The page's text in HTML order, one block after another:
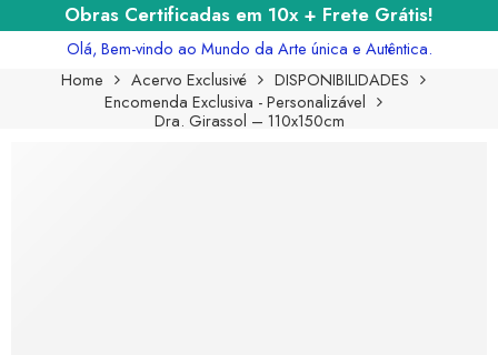
Obras Certificadas em 10x + Frete Grátis!
Olá, Bem-vindo ao Mundo da Arte única e Autêntica.
Home
Acervo Exclusivé
DISPONIBILIDADES
Encomenda Exclusiva - Personalizável
Dra. Girassol – 110x150cm